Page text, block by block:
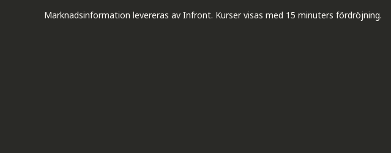
Marknadsinformation levereras av Infront. Kurser visas med 15 minuters fördröjning.